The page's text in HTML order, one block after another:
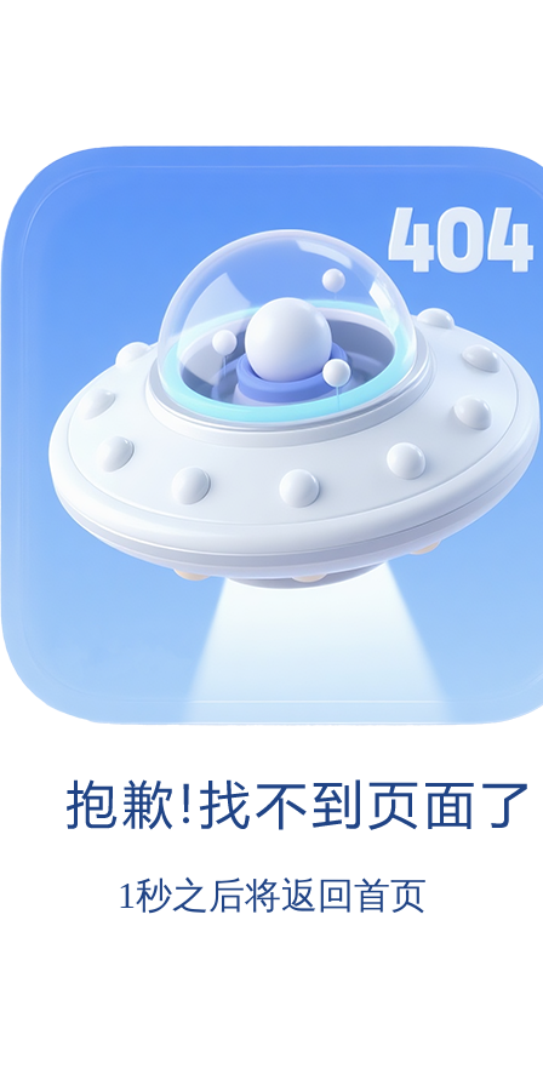
1秒之后将返回首页